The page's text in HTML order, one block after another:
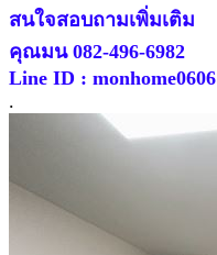
สนใจสอบถามเพิ่มเติม
คุณมน 082-496-6982
Line ID : monhome0606
.